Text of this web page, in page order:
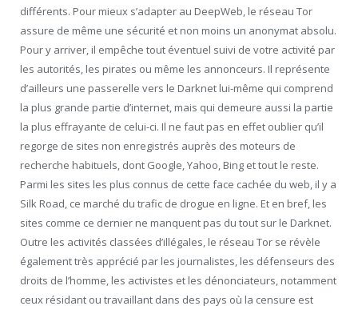
différents. Pour mieux s’adapter au DeepWeb, le réseau Tor
assure de même une sécurité et non moins un anonymat absolu.
Pour y arriver, il empêche tout éventuel suivi de votre activité par
les autorités, les pirates ou même les annonceurs. Il représente
d’ailleurs une passerelle vers le Darknet lui-même qui comprend
la plus grande partie d’internet, mais qui demeure aussi la partie
la plus effrayante de celui-ci. Il ne faut pas en effet oublier qu’il
regorge de sites non enregistrés auprès des moteurs de
recherche habituels, dont Google, Yahoo, Bing et tout le reste.
Parmi les sites les plus connus de cette face cachée du web, il y a
Silk Road, ce marché du trafic de drogue en ligne. Et en bref, les
sites comme ce dernier ne manquent pas du tout sur le Darknet.
Outre les activités classées d’illégales, le réseau Tor se révèle
également très apprécié par les journalistes, les défenseurs des
droits de l’homme, les activistes et les dénonciateurs, notamment
ceux résidant ou travaillant dans des pays où la censure est